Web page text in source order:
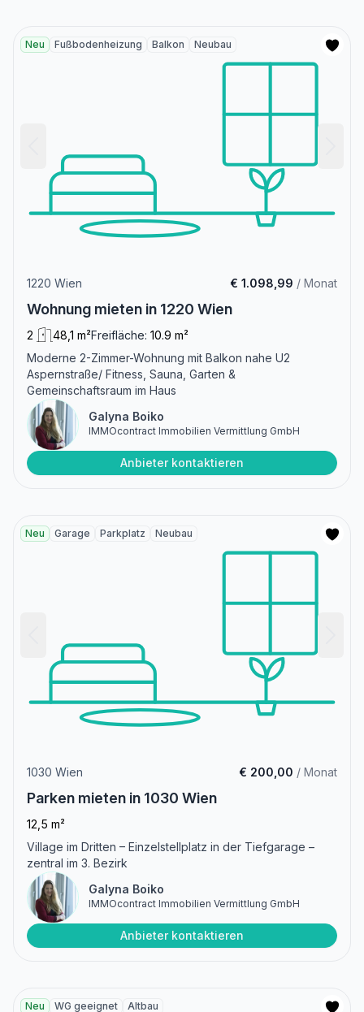
Neu Fußbodenheizung Balkon Neubau
1220 Wien € 1.098,99 / Monat
Wohnung mieten in 1220 Wien
2 48,1 m²Freifläche: 10.9 m²
Moderne 2-Zimmer-Wohnung mit Balkon nahe U2
Aspernstraße/ Fitness, Sauna, Garten &
Gemeinschaftsraum im Haus
Galyna Boiko
IMMOcontract Immobilien Vermittlung GmbH
Anbieter kontaktieren
Neu Garage Parkplatz Neubau
1030 Wien € 200,00 / Monat
Parken mieten in 1030 Wien
12,5 m²
Village im Dritten – Einzelstellplatz in der Tiefgarage –
zentral im 3. Bezirk
Galyna Boiko
IMMOcontract Immobilien Vermittlung GmbH
Anbieter kontaktieren
Neu WG geeignet Altbau